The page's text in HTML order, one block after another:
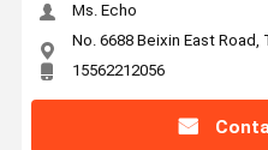
Ms. Echo
No. 6688 Beixin East Road,
15562212056